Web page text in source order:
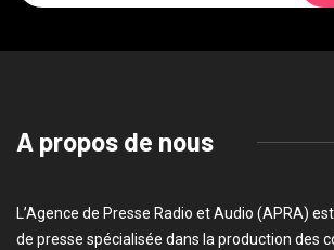
A propos de nous
L’Agence de Presse Radio et Audio (APRA)
de presse spécialisée dans la production des